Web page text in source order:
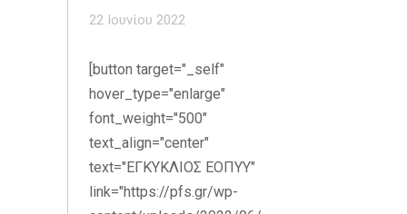
22 Ιουνίου 2022
[button target="_self"
hover_type="enlarge"
font_weight="500"
text_align="center"
text="ΕΓΚΥΚΛΙΟΣ ΕΟΠΥΥ"
link="https://pfs.gr/wp-